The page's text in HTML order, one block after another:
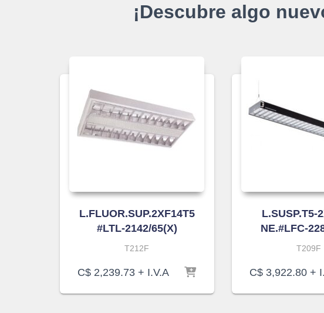
¡Descubre algo
L.FLUOR.SUP.2XF14T5
#LTL-2142/65(X)
T212F
C$ 2,239.73 + I.V.A
L.SUSP.T5-
NE.#LFC-
T209F
C$3,922.80+